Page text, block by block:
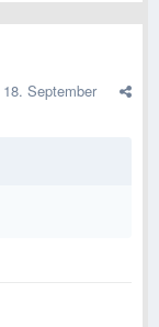
18. September